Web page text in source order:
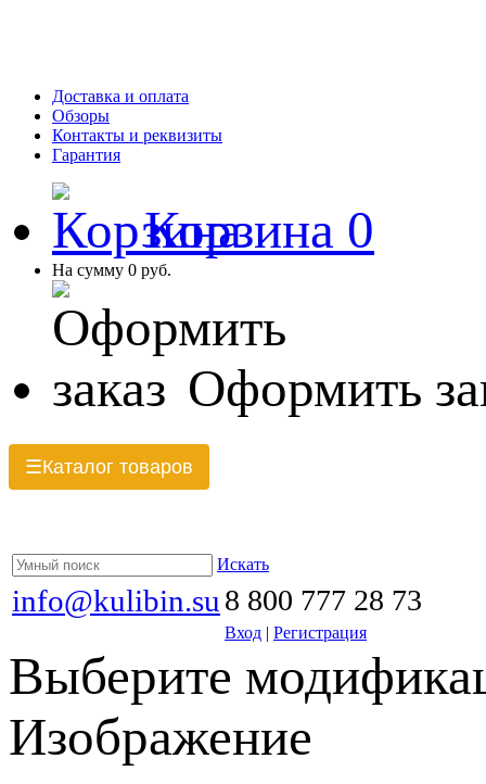
Доставка и оплата
Обзоры
Контакты и реквизиты
Гарантия
Корзина 0
На сумму 0 руб.
Оформить
☰Каталог товаров
Искать
info@kulibin.su 8 800 777 28 73
Вход | Регистрация
Выберите
Изображение